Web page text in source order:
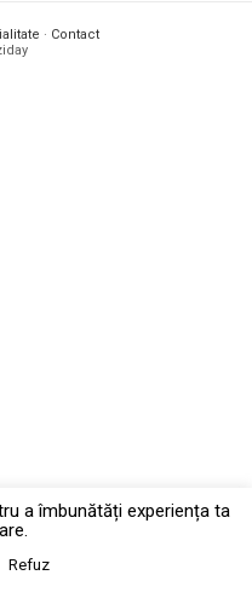
· Contact
a îmbunătăți experiența ta
Refuz